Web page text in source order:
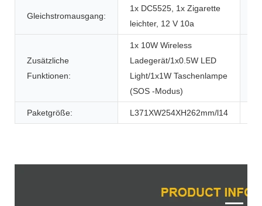
Gleichstromausgang:
1x DC5525, 1x Zigarette
leichter, 12 V 10a
Zusätzliche
Funktionen:
1x 10W Wireless
Ladegerät/1x0.5W LED
Light/1x1W Taschenlampe
(SOS -Modus)
Paketgröße: L371XW254XH262mm/l14